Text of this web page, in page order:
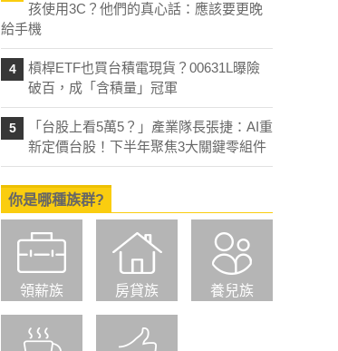
孩使用3C？他們的真心話：應該要更晚
給手機
4
槓桿ETF也買台積電現貨？00631L曝險
破百，成「含積量」冠軍
5
「台股上看5萬5？」產業隊長張捷：AI重
新定價台股！下半年聚焦3大關鍵零組件
你是哪種族群?
領薪族 房貸族 養兒族